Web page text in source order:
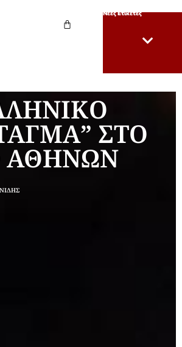
Νέες Ετικέτες
ΣΤΟ
ΑΘΗΝΩΝ